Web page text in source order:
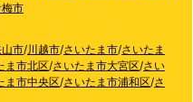
市
市/川越市/さいたま市/さいたま
ま市北区/さいたま市大宮区/さい
ま市中央区/さいたま市浦和区/さ